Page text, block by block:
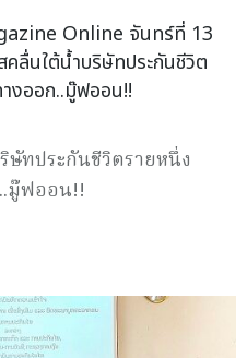
Online จันทร์ที่ 13
คลื่นใต้น้ำบริษัทประกันชีวิต
งออก..มู๊ฟออน!!
ษัทประกันชีวิตรายหนึ่ง
มู๊ฟออน!!